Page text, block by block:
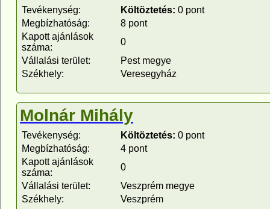
Tevékenység: Költöztetés: 0 pont
Megbízhatóság:
8 pont
Kapott ajánlások
száma:
0
Vállalási terület:
Pest megye
Székhely:
Veresegyház
Molnár Mihály
Tevékenység: Költöztetés: 0 pont
Megbízhatóság:
4 pont
Kapott ajánlások
száma:
0
Vállalási terület:
Veszprém megye
Székhely:
Veszprém